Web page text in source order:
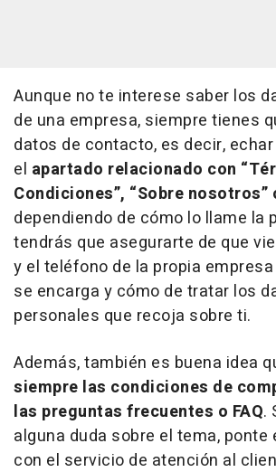
Aunque no te interese saber los
de una empresa, siempre tienes
datos de contacto, es decir,
el apartado relacionado con
Condiciones”, “Sobre nosotros”
dependiendo de cómo lo llame la
tendrás que asegurarte de que
y el teléfono de la propia
se encarga y cómo de tratar los
personales que recoja sobre ti.
Además, también es buena idea
siempre las condiciones de
las preguntas frecuentes o FAQ.
alguna duda sobre el tema,
con el servicio de atención al